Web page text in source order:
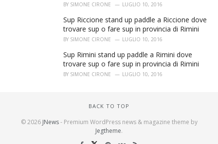
BY SIMONE CIRONE LUGLIO 10, 2016
Sup Riccione stand up paddle a Riccione dove
trovare sup o fare sup in provincia di Rimini
BY SIMONE CIRONE LUGLIO 10, 2016
Sup Rimini stand up paddle a Rimini dove
trovare sup o fare sup in provincia di Rimini
BY SIMONE CIRONE LUGLIO 10, 2016
BACK TO TOP
© 2026 JNews- Premium WordPress news & magazine theme by
Jegtheme.